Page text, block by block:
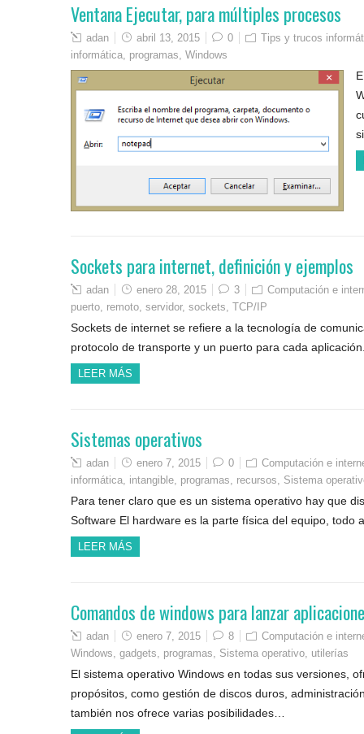
Ventana Ejecutar, para múltiples procesos
adan abril 13, 2015 0 Tips y trucos
informática, programas, Windows
Sockets para internet, definición y ejemplos
adan enero 28, 2015 3 Computación e
puerto remoto servidor, sockets TCP/IP
Sockets de internet se refiere a la tecnología de
protocolo de transporte y un puerto para cada
LEER MÁS
Sistemas operativos
adan enero 7, 2015 0 Computación e
informática intangible programas recursos Sistema
Para tener claro que es un sistema operativo hay que
Software El hardware es la parte física del equipo, todo
LEER MÁS
Comandos de windows para lanzar
adan enero 7, 2015 8 Computación e
Windows gadgets programas Sistema operativo utilerías
El sistema operativo Windows en todas sus versiones,
propósitos, como gestión de discos duros,
también nos ofrece varias posibilidades…